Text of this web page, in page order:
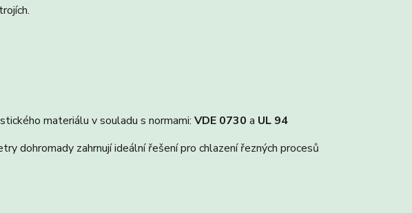
materiálu v souladu s normami: VDE 0730 a UL 94
dohromady zahrnují ideální řešení pro chlazení řezných procesů